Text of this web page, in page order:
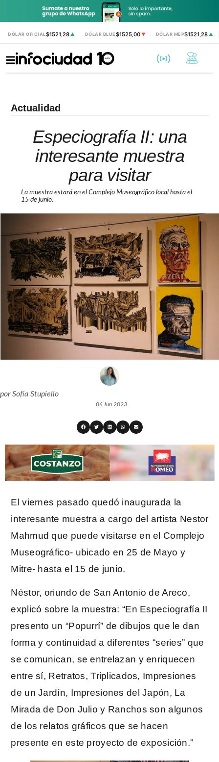
DÓLAR OFICIAL$1521,28 ▲ DÓLAR BLUE$1525,00 ▼ DÓLAR MEP$1521,28▲
Actualidad
Especiografía II: una
interesante muestra
para visitar
La muestra estará en el Complejo Museográfico local hasta el
15 de junio.
porSofía Stupiello
06 Jun 2023
El viernes pasado quedó inaugurada la
interesante muestra a cargo del artista Nestor
Mahmud que puede visitarse en el Complejo
Museográfico- ubicado en 25 de Mayo y
Mitre- hasta el 15 de junio.
Néstor, oriundo de San Antonio de Areco,
explicó sobre la muestra: “En Especiografía II
presento un “Popurrí” de dibujos que le dan
forma y continuidad a diferentes “series” que
se comunican, se entrelazan y enriquecen
entre sí, Retratos, Triplicados, Impresiones
de un Jardín, Impresiones del Japón, La
Mirada de Don Julio y Ranchos son algunos
de los relatos gráficos que se hacen
presente en este proyecto de exposición.”